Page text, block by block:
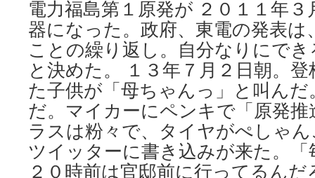
電力福島第１原発が ２０１１年
器になった。政府、東電の発表
ことの繰り返し。自分なりにで
と決めた。 １３年７月２日朝。
た子供が「母ちゃんっ」と叫ん
だ。マイカーにペンキで「原発
ラスは粉々で、タイヤがぺしゃ
ツイッターに書き込みが来た。
２０時前は官邸前に行ってるん